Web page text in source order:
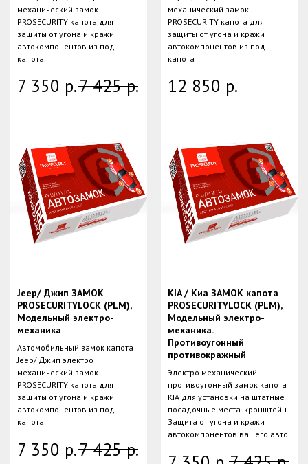
механический замок
PROSECURITY капота для
защиты от угона и кражи
автокомпонентов из под
капота
7 350 р.7 425 р.
механический замок
PROSECURITY капота для
защиты от угона и кражи
автокомпонентов из под
капота
12 850 р.
Jeep/ Джип ЗАМОК
PROSECURITYLOCK (PLM),
Модельный электро-
механика
Автомобильный замок капота
Jeep/ Джип электро
механический замок
PROSECURITY капота для
защиты от угона и кражи
автокомпонентов из под
капота
7 350 р.7 425 р.
KIA / Киа ЗАМОК капота
PROSECURITYLOCK (PLM),
Модельный электро-
механика.
Противоугонный
противокражный
Электро механический
противоугонный замок капота
KIA для установки на штатные
посадочные места. кронштейн .
Защита от угона и кражи
автокомпонентов вашего авто